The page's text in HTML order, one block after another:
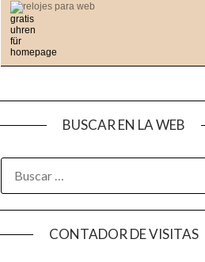
relojes para web
BUSCAR EN LA WEB
CONTADOR DE VISITAS